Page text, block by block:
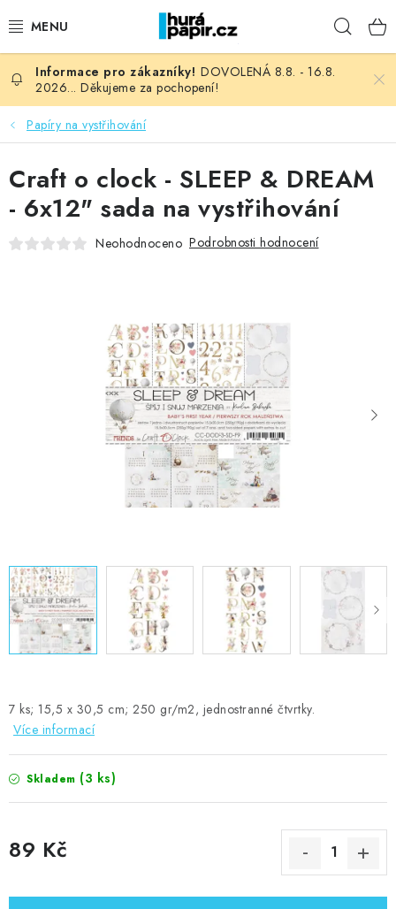
na
NOVINKY
HURÁ DÍLNA
VŠECHNO ZBOŽÍ
KNIHAŘSKÝ MATERIÁL
FOTORECENZE
MOJE OBJEDNÁVKA
Moje objednávka
Oblíbené ♥️
Jak nakupovat
DOVOLENÁ 8.8. - 16.8.
2026... Děkujeme za pochopení!
Papíry na vystřihování
7 ks; 15,5 x 30,5 cm; 250 gr/m2, jednostranné čtvrtky.
Více informací
Skladem (3 ks)
89 Kč
Craft o clock - SLEEP & DREAM
- 6x12" sada na vystřihování
Neohodnoceno Podrobnosti hodnocení